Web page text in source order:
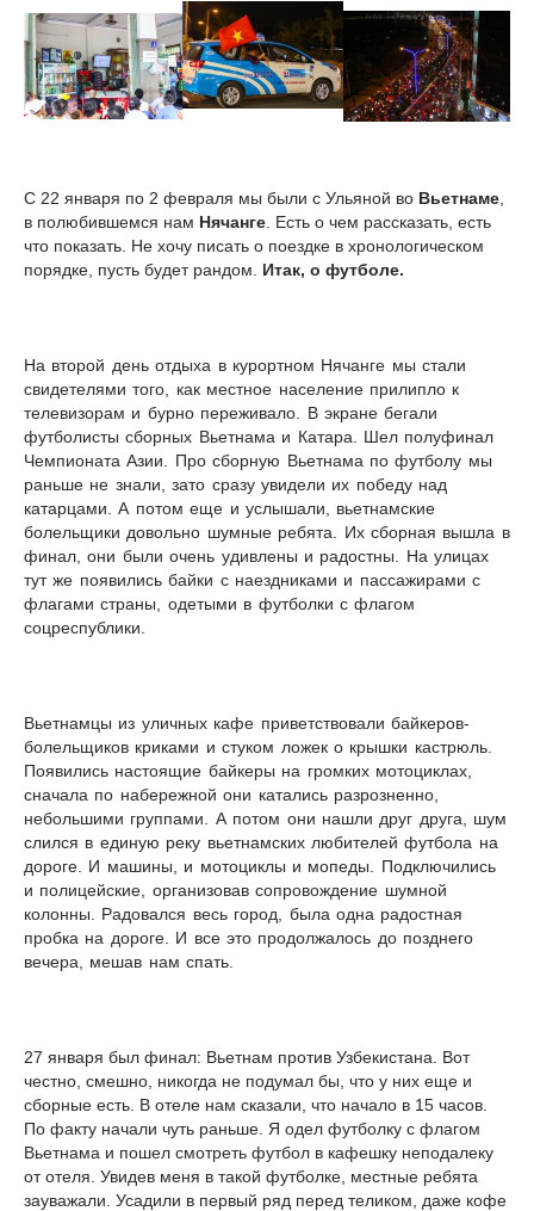
С 22 января по 2 февраля мы были с Ульяной во Вьетнаме
в полюбившемся нам Нячанге . Есть о чем рассказать, есть
что показать. Не хочу писать о поездке в хронологическом
порядке, пусть будет рандом. Итак, о футболе.
На второй день отдыха в курортном Нячанге мы стали
свидетелями того, как местное население прилипло к
телевизорам и бурно переживало. В экране бегали
футболисты сборных Вьетнама и Катара. Шел полуфинал
Чемпионата Азии. Про сборную Вьетнама по футболу мы
раньше не знали, зато сразу увидели их победу над
катарцами. А потом еще и услышали, вьетнамские
болельщики довольно шумные ребята. Их сборная вышла в
финал, они были очень удивлены и радостны. На улицах
тут же появились байки с наездниками и пассажирами с
флагами страны, одетыми в футболки с флагом
соцреспублики.
Вьетнамцы из уличных кафе приветствовали байкеров-
болельщиков криками и стуком ложек о крышки кастрюль.
Появились настоящие байкеры на громких мотоциклах,
сначала по набережной они катались разрозненно,
небольшими группами. А потом они нашли друг друга, шум
слился в единую реку вьетнамских любителей футбола на
дороге. И машины, и мотоциклы и мопеды. Подключились
и полицейские, организовав сопровождение шумной
колонны. Радовался весь город, была одна радостная
пробка на дороге. И все это продолжалось до позднего
вечера, мешав нам спать.
27 января был финал: Вьетнам против Узбекистана. Вот
честно, смешно, никогда не подумал бы, что у них еще и
сборные есть. В отеле нам сказали, что начало в 15 часов.
По факту начали чуть раньше. Я одел футболку с флагом
Вьетнама и пошел смотреть футбол в кафешку неподалеку
от отеля. Увидев меня в такой футболке, местные ребята
зауважали. Усадили в первый ряд перед теликом, даже кофе